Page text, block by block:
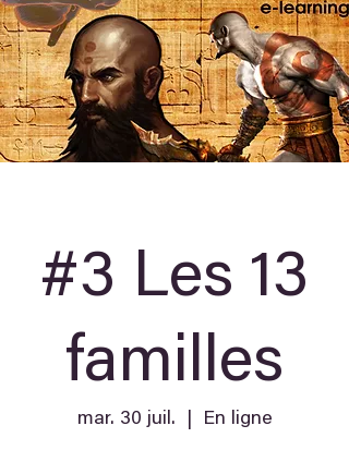
#3 Les 13
familles
mar. 30 juil. En ligne